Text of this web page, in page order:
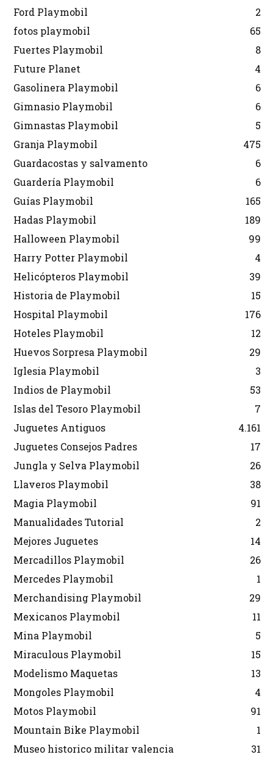
Ford Playmobil
2
fotos playmobil
65
Fuertes Playmobil
8
Future Planet
4
Gasolinera Playmobil
6
Gimnasio Playmobil
6
Gimnastas Playmobil
5
Granja Playmobil
475
Guardacostas y salvamento
6
Guardería Playmobil
6
Guías Playmobil
165
Hadas Playmobil
189
Halloween Playmobil
99
Harry Potter Playmobil
4
Helicópteros Playmobil
39
Historia de Playmobil
15
Hospital Playmobil
176
Hoteles Playmobil
12
Huevos Sorpresa Playmobil
29
Iglesia Playmobil
3
Indios de Playmobil
53
Islas del Tesoro Playmobil
7
Juguetes Antiguos
4.161
Juguetes Consejos Padres
17
Jungla y Selva Playmobil
26
Llaveros Playmobil
38
Magia Playmobil
91
Manualidades Tutorial
2
Mejores Juguetes
14
Mercadillos Playmobil
26
Mercedes Playmobil
1
Merchandising Playmobil
29
Mexicanos Playmobil
11
Mina Playmobil
5
Miraculous Playmobil
15
Modelismo Maquetas
13
Mongoles Playmobil
4
Motos Playmobil
91
Mountain Bike Playmobil
1
Museo historico militar valencia
31